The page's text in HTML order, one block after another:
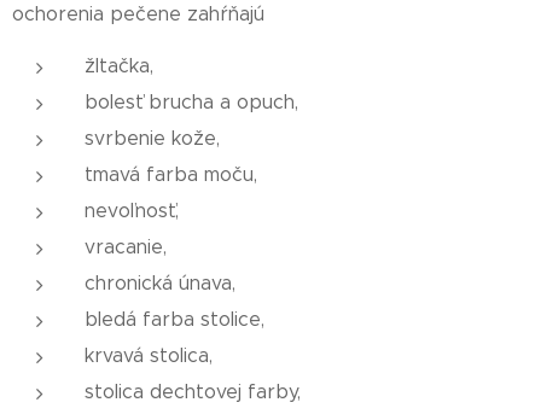
ochorenia pečene zahŕňajú
žltačka,
bolesť brucha a opuch,
svrbenie kože,
tmavá farba moču,
nevoľnosť,
vracanie,
chronická únava,
bledá farba stolice,
krvavá stolica,
stolica dechtovej farby,